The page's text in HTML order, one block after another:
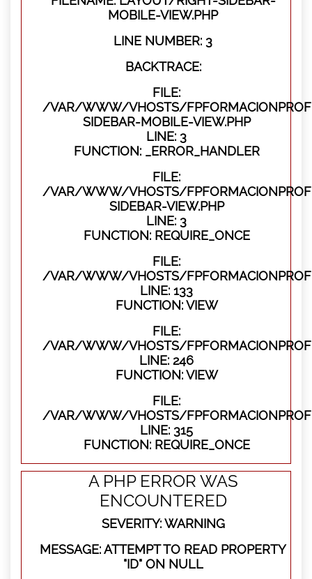
MOBILE-VIEW.PHP
LINE NUMBER: 3
BACKTRACE:
FILE:
/VAR/WWW/VHOSTS/
SIDEBAR-MOBILE-VIEW.PHP
LINE: 3
FUNCTION: _ERROR_HANDLER
FILE:
/VAR/WWW/VHOSTS/
SIDEBAR-VIEW.PHP
LINE: 3
FUNCTION: REQUIRE_ONCE
FILE:
/VAR/WWW/VHOSTS/
LINE: 133
FUNCTION: VIEW
FILE:
/VAR/WWW/VHOSTS/
LINE: 246
FUNCTION: VIEW
FILE:
/VAR/WWW/VHOSTS/
LINE: 315
FUNCTION: REQUIRE_ONCE
A PHP ERROR WAS
ENCOUNTERED
SEVERITY: WARNING
MESSAGE: ATTEMPT TO READ PROPERTY
"ID" ON NULL